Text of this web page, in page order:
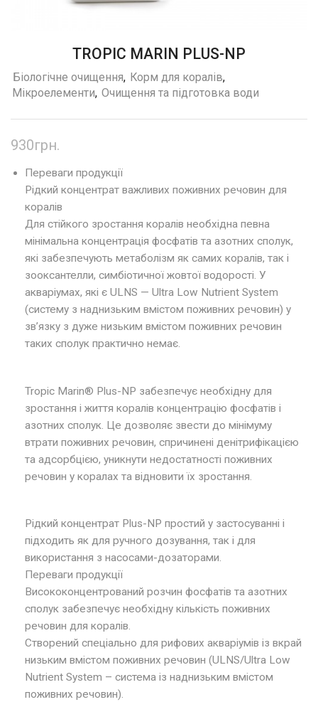
TROPIC MARIN PLUS-NP
Біологічне очищення, Корм для коралів,
Мікроелементи, Очищення та підготовка води
930грн.
Переваги продукції
Рідкий концентрат важливих поживних речовин для
коралів
Для стійкого зростання коралів необхідна певна
мінімальна концентрація фосфатів та азотних сполук,
які забезпечують метаболізм як самих коралів, так і
зооксантелли, симбіотичної жовтої водорості. У
акваріумах, які є ULNS — Ultra Low Nutrient System
(систему з наднизьким вмістом поживних речовин) у
зв’язку з дуже низьким вмістом поживних речовин
таких сполук практично немає.
Tropic Marin® Plus-NP забезпечує необхідну для
зростання і життя коралів концентрацію фосфатів і
азотних сполук. Це дозволяє звести до мінімуму
втрати поживних речовин, спричинені денітрифікацією
та адсорбцією, уникнути недостатності поживних
речовин у коралах та відновити їх зростання.
Рідкий концентрат Plus-NP простий у застосуванні і
підходить як для ручного дозування, так і для
використання з насосами-дозаторами.
Переваги продукції
Висококонцентрований розчин фосфатів та азотних
сполук забезпечує необхідну кількість поживних
речовин для коралів.
Створений спеціально для рифових акваріумів із вкрай
низьким вмістом поживних речовин (ULNS/Ultra Low
Nutrient System – система із наднизьким вмістом
поживних речовин).